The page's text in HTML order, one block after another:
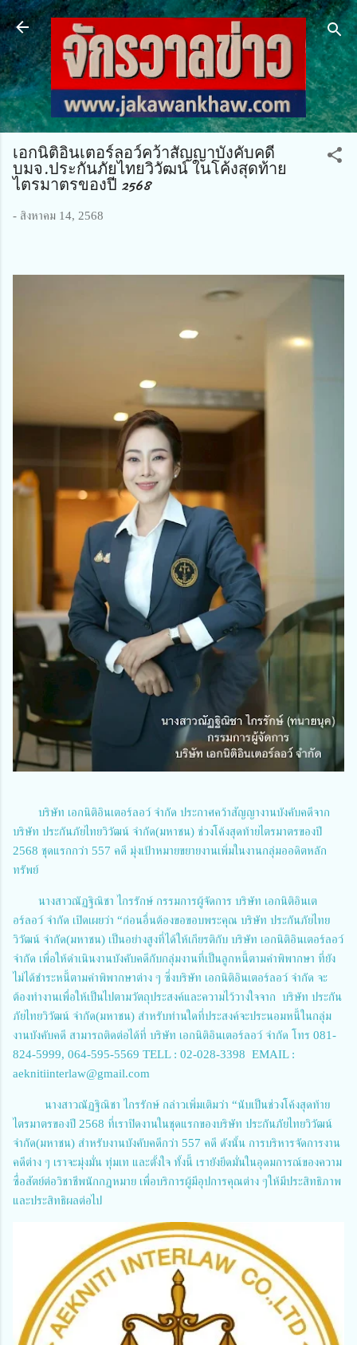
ข้ามไปที่เนื้อหาหลัก
เอกนิติอินเตอร์ลอว์คว้าสัญญาบังคับคดี
บมจ.ประกันภัยไทยวิวัฒน์ ในโค้งสุดท้าย
ไตรมาตรของปี 2568
- สิงหาคม 14, 2568
บริษัท เอกนิติอินเตอร์ลอว์ จำกัด ประกาศคว้าสัญญางานบังคับคดีจาก
บริษัท ประกันภัยไทยวิวัฒน์ จำกัด(มหาชน) ช่วงโค้งสุดท้ายไตรมาตรของปี
2568 ชุดแรกกว่า 557 คดี มุ่งเป้าหมายขยายงานเพิ่มในงานกลุ่มออดิตหลัก
ทรัพย์
นางสาวณัฏฐิณิชา ไกรรักษ์ กรรมการผู้จัดการ บริษัท เอกนิติอินเต
อร์ลอว์ จำกัด เปิดเผยว่า “ก่อนอื่นต้องขอขอบพระคุณ บริษัท ประกันภัยไทย
วิวัฒน์ จำกัด(มหาชน) เป็นอย่างสูงที่ได้ให้เกียรติกับ บริษัท เอกนิติอินเตอร์ลอว์
จำกัด เพื่อให้ดำเนินงานบังคับคดีกับกลุ่มงานที่เป็นลูกหนี้ตามคำพิพากษา ที่ยัง
ไม่ได้ชำระหนี้ตามคำพิพากษาต่าง ๆ ซึ่งบริษัท เอกนิติอินเตอร์ลอว์ จำกัด จะ
ต้องทำงานเพื่อให้เป็นไปตามวัตถุประสงค์และความไว้วางใจจาก บริษัท ประกัน
ภัยไทยวิวัฒน์ จำกัด(มหาชน) สำหรับท่านใดที่ประสงค์จะประนอมหนี้ในกลุ่ม
งานบังคับคดี สามารถติดต่อได้ที่ บริษัท เอกนิติอินเตอร์ลอว์ จำกัด โทร 081-
824-5999, 064-595-5569 TELL : 02-028-3398 EMAIL :
aeknitiinterlaw@gmail.com
นางสาวณัฏฐิณิชา ไกรรักษ์ กล่าวเพิ่มเติมว่า “นับเป็นช่วงโค้งสุดท้าย
ไตรมาตรของปี 2568 ที่เราปิดงานในชุดแรกของบริษัท ประกันภัยไทยวิวัฒน์
จำกัด(มหาชน) สำหรับงานบังคับคดีกว่า 557 คดี ดังนั้น การบริหารจัดการงาน
คดีต่าง ๆ เราจะมุ่งมั่น ทุ่มเท และตั้งใจ ทั้งนี้ เรายังยึดมั่นในอุดมการณ์ของความ
ซื่อสัตย์ต่อวิชาชีพนักกฎหมาย เพื่อบริการผู้มีอุปการคุณต่าง ๆให้มีประสิทธิภาพ
และประสิทธิผลต่อไป